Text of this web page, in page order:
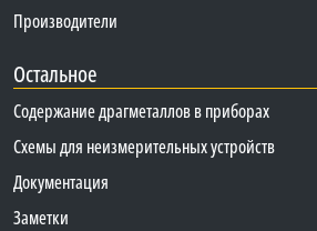
Производители
Остальное
Содержание драгметаллов в приборах
Схемы для неизмерительных устройств
Документация
Заметки